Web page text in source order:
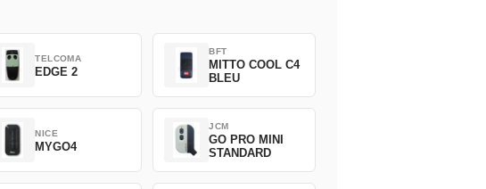
TELCOMA
EDGE 2
BFT
MITTO COOL C4
BLEU
NICE
MYGO4
JCM
GO PRO MINI
STANDARD